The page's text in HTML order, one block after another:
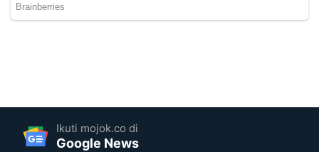
Ikuti mojok.co di
Google News